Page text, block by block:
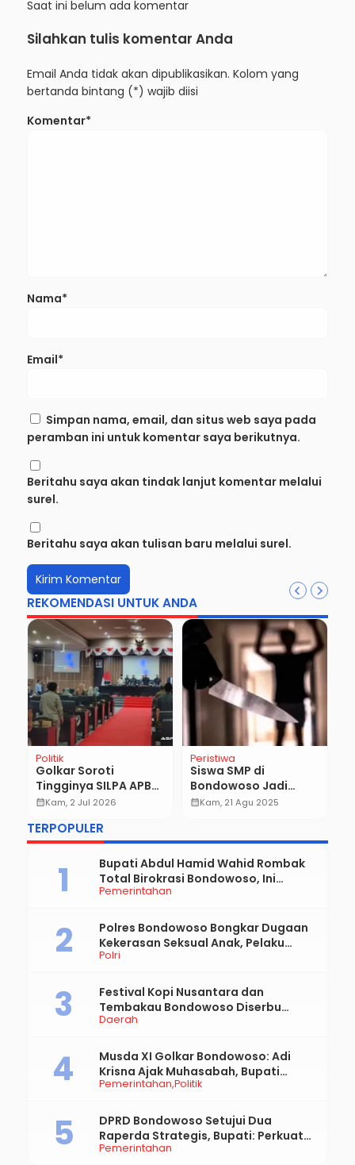
Saat ini belum ada komentar
Silahkan tulis komentar Anda
Email Anda tidak akan dipublikasikan. Kolom yang
bertanda bintang (*) wajib diisi
Komentar*
Nama*
Email*
Simpan nama, email, dan situs web saya pada
peramban ini untuk komentar saya berikutnya.
Beritahu saya akan tindak lanjut komentar melalui
surel.
Beritahu saya akan tulisan baru melalui surel.
REKOMENDASI UNTUK ANDA
Politik
Golkar Soroti
Tingginya SILPA APBD
2025, Minta Pemkab
Penyebab Anggaran
Tak Terserap
calendar_monthKam, 2 Jul 2026
Peristiwa
Siswa SMP di
Bondowoso Jadi
Korban Penusukan,
calendar_monthKam, 21 Agu 2025
TERPOPULER
Pemerintahan
Bupati Abdul Hamid Wahid Rombak
Total Birokrasi Bondowoso, Ini
Daftar Pejabat Yang Resmi Dilantik
Polri
Polres Bondowoso Bongkar Dugaan
Kekerasan Seksual Anak, Pelaku
Diduga Ayah Kandung
Daerah
Festival Kopi Nusantara dan
Tembakau Bondowoso Diserbu
Pengunjung
Pemerintahan Politik
Musda XI Golkar Bondowoso: Adi
Krisna Ajak Muhasabah, Bupati
Hamid Dorong Sinergi untuk
Pemerintahan
DPRD Bondowoso Setujui Dua
Raperda Strategis, Bupati: Perkuat
Fiskal Daerah dan Demokrasi Desa